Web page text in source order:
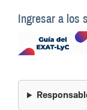
Ingresar a los